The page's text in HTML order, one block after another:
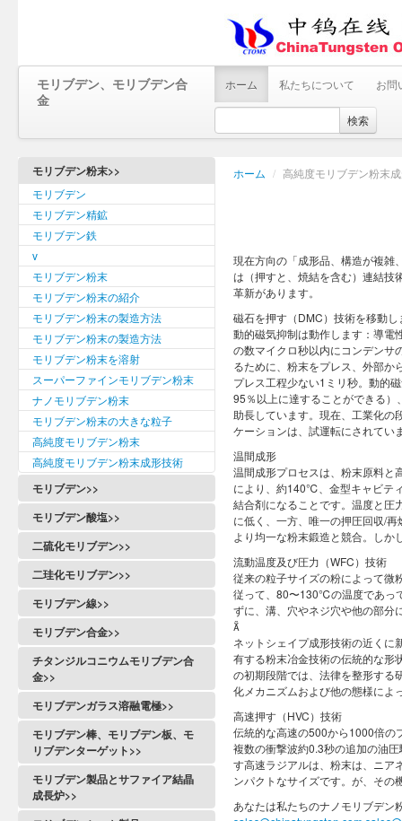
モリブデン、モリブデン合
金
ホーム 私たちについて お問
検索
モリブデン粉末>>
モリブデン
モリブデン精鉱
モリブデン鉄
v
モリブデン粉末
モリブデン粉末の紹介
モリブデン粉末の製造方法
モリブデン粉末の製造方法
モリブデン粉末を溶射
スーパーファインモリブデン粉末
ナノモリブデン粉末
モリブデン粉末の大きな粒子
高純度モリブデン粉末
高純度モリブデン粉末成形技術
モリブデン>>
モリブデン酸塩>>
二硫化モリブデン>>
二珪化モリブデン>>
モリブデン線>>
モリブデン合金>>
チタンジルコニウムモリブデン合
金>>
モリブデンガラス溶融電極>>
モリブデン棒、モリブデン板、モ
リブデンターゲット>>
モリブデン製品とサファイア結晶
成長炉>>
ホーム / 高純度モリブデン粉末
現在方向の「成形品、構造が複雑
は（押すと、焼結を含む）連結技
革新があります。
磁石を押す（DMC）技術を移動し
動的磁気抑制は動作します：導電
の数マイクロ秒以内にコンデンサ
るために、粉末をプレス、外部か
プレス工程少ない1ミリ秒。動的
95％以上に達することができる
助長しています。現在、工業化の
ケーションは、試運転にされてい
温間成形
温間成形プロセスは、粉末原料と
により、約140℃、金型キャビテ
結合剤になることです。温度と圧
に低く、一方、唯一の押圧回収/
より均一な粉末鍛造と競合。し
流動温度及び圧力（WFC）技術
従来の粒子サイズの粉によって微
従って、80〜130℃の温度であっ
ずに、溝、穴やネジ穴や他の部分

ネットシェイプ成形技術の近くに
有する粉末冶金技術の伝統的な形
の初期段階では、法律を整形する
化メカニズムおよび他の態様によ
高速押す（HVC）技術
伝統的な高速の500から1000倍の
複数の衝撃波約0.3秒の追加の油
す高速ラジアルは、粉末は、ニア
ンパクトなサイズです。が、その
あなたは私たちのナノモリブデン